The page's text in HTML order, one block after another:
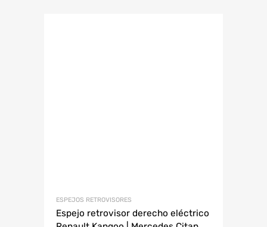
ESPEJOS RETROVISORES
Espejo retrovisor derecho eléctrico